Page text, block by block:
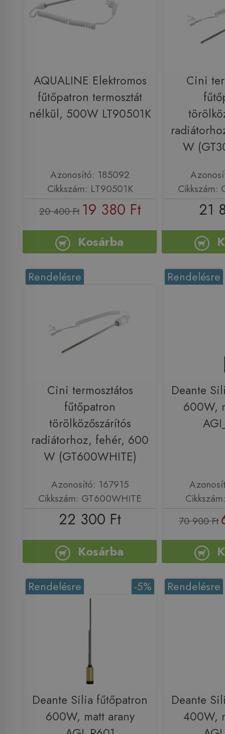
AQUALINE Elektromos
fűtőpatron termosztát
nélkül, 500W LT90501K
Azonosító: 185092
Cikkszám: LT90501K
20 400 Ft 19 380 Ft
Kosárba
Cini
W
Cikkszám:
21
Rendelésre
Cini termosztátos
fűtőpatron
törölközőszárítós
radiátorhoz, fehér, 600
W (GT600WHITE)
Azonosító: 167915
Cikkszám: GT600WHITE
22 300 Ft
Kosárba
Rendelésre
Deante
600W,
70 900 Ft
-5%
Rendelésre
Deante Silia fűtőpatron
600W, matt arany
Rendelésre
Deante
400W,